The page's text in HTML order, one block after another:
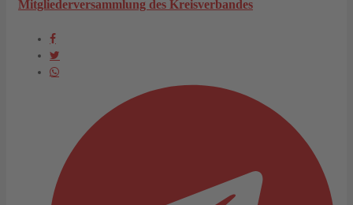
Mitgliederversammlung des Kreisverbandes